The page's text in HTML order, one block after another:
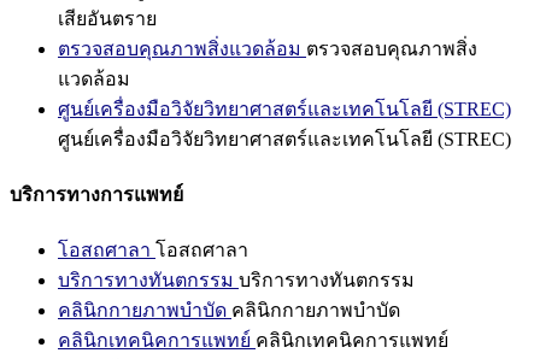
เสียอันตราย
ตรวจสอบคุณภาพสิ่งแวดล้อม ตรวจสอบคุณภาพสิ่ง
แวดล้อม
ศูนย์เครื่องมือวิจัยวิทยาศาสตร์และเทคโนโลยี (STREC)
ศูนย์เครื่องมือวิจัยวิทยาศาสตร์และเทคโนโลยี (STREC)
บริการทางการแพทย์
โอสถศาลา โอสถศาลา
บริการทางทันตกรรม บริการทางทันตกรรม
คลินิกกายภาพบำบัด คลินิกกายภาพบำบัด
คลินิกเทคนิคการแพทย์ คลินิกเทคนิคการแพทย์